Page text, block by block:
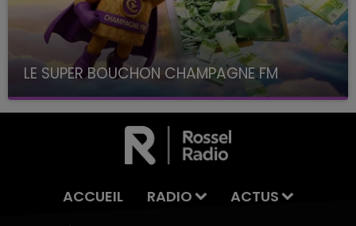
LE SUPER BOUCHON CHAMPAGNE FM
avec La Famille Champagne FM, à 8H10
ACCUEIL RADIO
ACTUS